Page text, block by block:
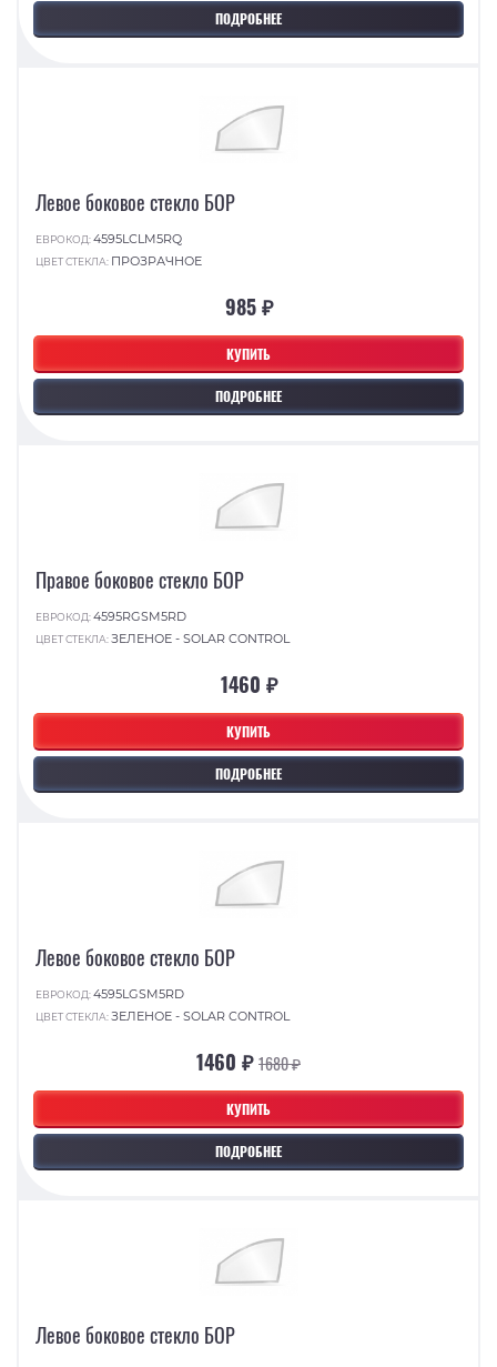
ПОДРОБНЕЕ
КУПИТЬ
ПОДРОБНЕЕ
Левое боковое стекло БОР
ЕВРОКОД:4595LCLM5RQ
ЦВЕТ СТЕКЛА: ПРОЗРАЧНОЕ
985 ₽
КУПИТЬ
ПОДРОБНЕЕ
Правое боковое стекло БОР
ЕВРОКОД:4595RGSM5RD
ЦВЕТ СТЕКЛА:ЗЕЛЕНОЕ - SOLAR CONTROL
1460 ₽
КУПИТЬ
ПОДРОБНЕЕ
Левое боковое стекло БОР
ЕВРОКОД:4595LGSM5RD
ЦВЕТ СТЕКЛА:ЗЕЛЕНОЕ - SOLAR CONTROL
1460 ₽1680 ₽
Левое боковое стекло БОР